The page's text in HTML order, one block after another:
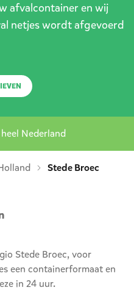
afvalcontainer en wij
netjes wordt afgevoerd
Nederland
Stede Broec
Stede Broec, voor
een containerformaat en
in 24 uur.